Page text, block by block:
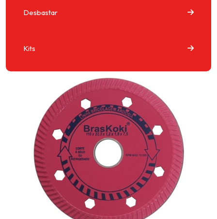
Desbastar
Kits